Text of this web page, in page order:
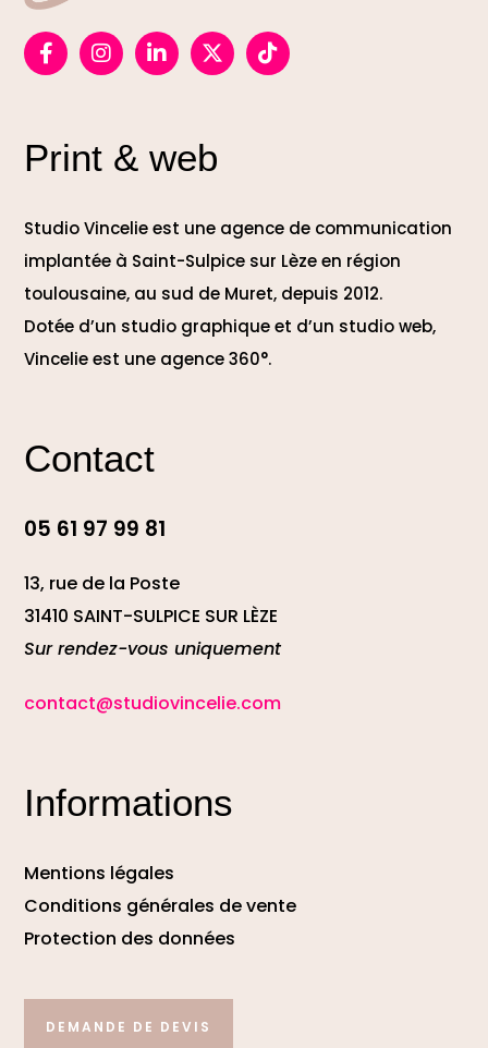
Print & web
Studio Vincelie est une agence de communication
implantée à Saint-Sulpice sur Lèze en région
toulousaine, au sud de Muret, depuis 2012.
Dotée d’un studio graphique et d’un studio web,
Vincelie est une agence 360°.
Contact
05 61 97 99 81
13, rue de la Poste
31410 SAINT-SULPICE SUR LÈZE
Sur rendez-vous uniquement
contact@studiovincelie.com
Informations
Mentions légales
Conditions générales de vente
Protection des données
DEMANDE DE DEVIS